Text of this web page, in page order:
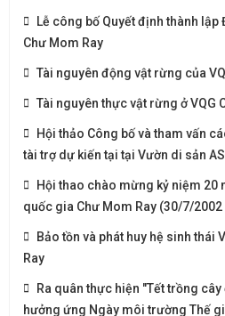
Lễ công bố Quyết định thành
Chư Mom Ray
Tài nguyên động vật rừng của
Tài nguyên thực vật rừng ở VQG
Hội thảo Công bố và tham vấn
tài trợ dự kiến tại tại Vườn di sản
Hội thao chào mừng kỷ niệm 20
quốc gia Chư Mom Ray (30/7/
Bảo tồn và phát huy hệ sinh thái
Ray
Ra quân thực hiện "Tết trồng
hưởng ứng Ngày môi trường Thế